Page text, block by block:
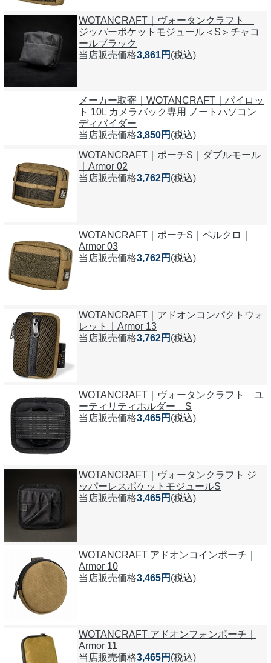
WOTANCRAFT｜ヴォータンクラフト
ジッパーポケットモジュール＜S＞チャコ
ールブラック
当店販売価格3,861円 (税込)
メーカー取寄｜WOTANCRAFT｜パイロッ
ト 10L カメラバック専用 ノートパソコン
ディバイダー
当店販売価格3,850円 (税込)
WOTANCRAFT｜ポーチS｜ダブルモール
｜Armor 02
当店販売価格3,762円 (税込)
WOTANCRAFT｜ポーチS｜ベルクロ｜
Armor 03
当店販売価格3,762円 (税込)
WOTANCRAFT｜アドオンコンパクトウォ
レット｜Armor 13
当店販売価格3,762円 (税込)
WOTANCRAFT｜ヴォータンクラフト ユ
ーティリティホルダー S
当店販売価格3,465円 (税込)
WOTANCRAFT｜ヴォータンクラフト ジ
ッパーレスポケットモジュールS
当店販売価格3,465円 (税込)
WOTANCRAFT アドオンコインポーチ｜
Armor 10
当店販売価格3,465円 (税込)
WOTANCRAFT アドオンフォンポーチ｜
Armor 11
当店販売価格3,465円 (税込)